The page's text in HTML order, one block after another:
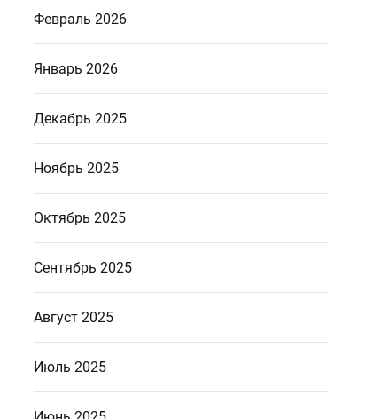
Февраль 2026
Январь 2026
Декабрь 2025
Ноябрь 2025
Октябрь 2025
Сентябрь 2025
Август 2025
Июль 2025